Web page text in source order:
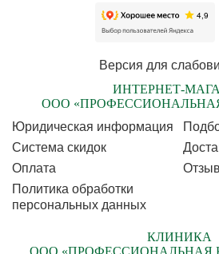
Версия для
ИНТЕРНЕТ-
ООО
Юридическая информация
Cистема скидок
Оплата
Политика обработки
персональных данных
КЛИНИКА